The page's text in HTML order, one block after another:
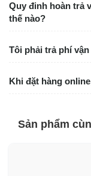
Quy đinh hoàn trả
thế nào?
Tôi phải trả phí
Khi đặt hàng
Sản phẩm